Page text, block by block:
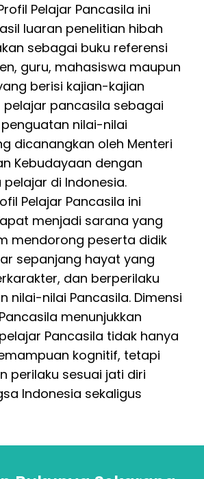
Pelajar Pancasila ini
luaran penelitian hibah
sebagai buku referensi
guru, mahasiswa maupun
berisi kajian-kajian
pancasila sebagai
nilai-nilai
dicanangkan oleh Menteri
Kebudayaan dengan
di Indonesia.
Pelajar Pancasila ini
menjadi sarana yang
mendorong peserta didik
sepanjang hayat yang
dan berperilaku
nilai-nilai Pancasila. Dimensi
menunjukkan
Pancasila tidak hanya
kognitif, tetapi
perilaku sesuai jati diri
Indonesia sekaligus